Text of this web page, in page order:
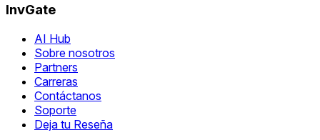
InvGate
AI Hub
Sobre nosotros
Partners
Carreras
Contáctanos
Soporte
Deja tu Reseña